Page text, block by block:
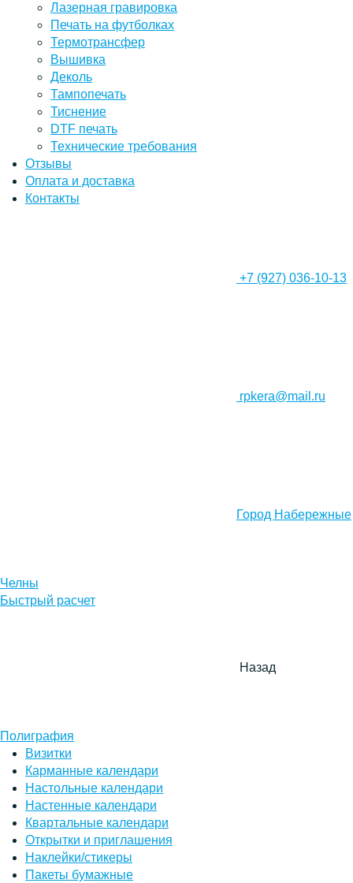
Лазерная гравировка
Печать на футболках
Термотрансфер
Вышивка
Деколь
Тампопечать
Тиснение
DTF печать
Технические требования
Отзывы
Оплата и доставка
Контакты
+7 (927) 036-10-13
rpkera@mail.ru
Город Набережные
Челны
Быстрый расчет
Назад
Полиграфия
Визитки
Карманные календари
Настольные календари
Настенные календари
Квартальные календари
Открытки и приглашения
Наклейки/стикеры
Пакеты бумажные